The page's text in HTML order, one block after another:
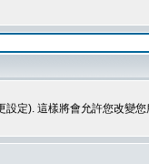
定). 這樣將會允許您改變您